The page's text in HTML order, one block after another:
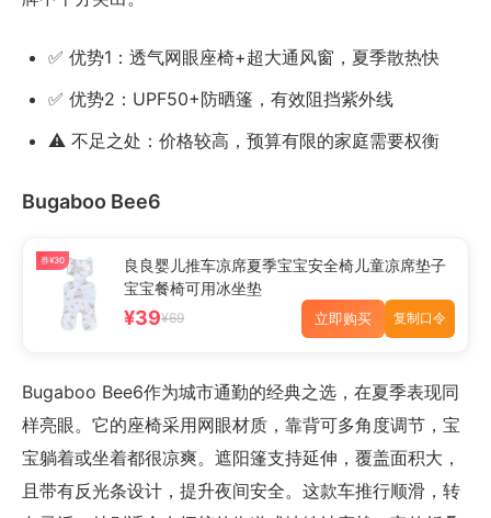
✅ 优势1：透气网眼座椅+超大通风窗，夏季散热快
✅ 优势2：UPF50+防晒篷，有效阻挡紫外线
⚠️ 不足之处：价格较高，预算有限的家庭需要权衡
Bugaboo Bee6
券¥30
良良婴儿推车凉席夏季宝宝安全椅儿童凉席垫子
宝宝餐椅可用冰坐垫
¥39¥69 立即购买 复制口令
Bugaboo Bee6作为城市通勤的经典之选，在夏季表现同
样亮眼。它的座椅采用网眼材质，靠背可多角度调节，宝
宝躺着或坐着都很凉爽。遮阳篷支持延伸，覆盖面积大，
且带有反光条设计，提升夜间安全。这款车推行顺滑，转